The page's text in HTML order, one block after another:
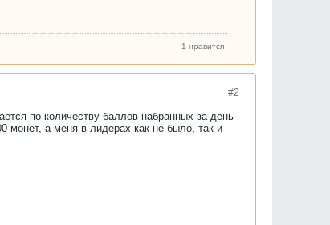
1 нравится
#2
по количеству баллов набранных за день
монет, а меня в лидерах как не было, так и